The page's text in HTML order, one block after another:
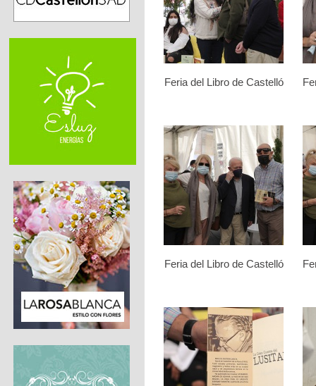
Feria del Libro de Castelló
Feria del Libro de Castelló